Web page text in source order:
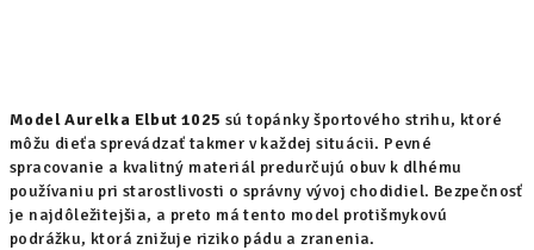
Model Aurelka Elbut 1025 sú topánky športového strihu, ktoré
môžu dieťa sprevádzať takmer v každej situácii. Pevné
spracovanie a kvalitný materiál predurčujú obuv k dlhému
používaniu pri starostlivosti o správny vývoj chodidiel. Bezpečnosť
je najdôležitejšia, a preto má tento model protišmykovú
podrážku, ktorá znižuje riziko pádu a zranenia.